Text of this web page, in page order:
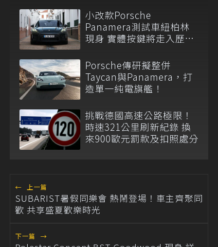
小改款Porsche
Panamera測試車紐柏林
現身 實體按鍵將走入歷
Porsche傳研擬整併
Taycan與Panamera，打
造單一純電旗艦！
挑戰德國高速公路極限！
時速321公里刷新紀錄 換
來900歐元罰款及扣照處分
← 上一篇
SUBARIST暑假同樂會 熱鬧登場！車主齊聚同
歡 共享盛夏歡樂時光
下一篇 →